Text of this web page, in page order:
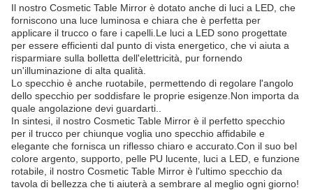
Il nostro Cosmetic Table Mirror è dotato anche di luci a LED, che
forniscono una luce luminosa e chiara che è perfetta per
applicare il trucco o fare i capelli.Le luci a LED sono progettate
per essere efficienti dal punto di vista energetico, che vi aiuta a
risparmiare sulla bolletta dell'elettricità, pur fornendo
un'illuminazione di alta qualità.
Lo specchio è anche ruotabile, permettendo di regolare l'angolo
dello specchio per soddisfare le proprie esigenze.Non importa da
quale angolazione devi guardarti..
In sintesi, il nostro Cosmetic Table Mirror è il perfetto specchio
per il trucco per chiunque voglia uno specchio affidabile e
elegante che fornisca un riflesso chiaro e accurato.Con il suo bel
colore argento, supporto, pelle PU lucente, luci a LED, e funzione
rotabile, il nostro Cosmetic Table Mirror è l'ultimo specchio da
tavola di bellezza che ti aiuterà a sembrare al meglio ogni giorno!